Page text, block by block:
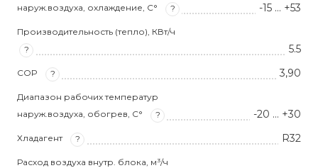
наруж.воздуха, охлаждение, С°
? -15 … +53
Производительность (тепло), КВт/ч
?
5.5
COP ? 3,90
Диапазон рабочих температур
наруж.воздуха, обогрев, С°
? -20 … +30
Хладагент ? R32
Расход воздуха внутр. блока, м³/ч